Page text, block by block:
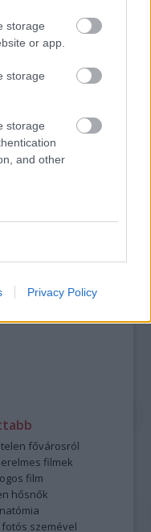
storage
or app.
storage
storage
and other
Privacy Policy
AZ ÚJ
fővárosról
filmek
film
hősnők
szemével